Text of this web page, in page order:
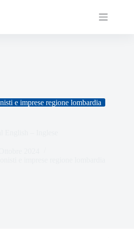
e imprese regione lombardia